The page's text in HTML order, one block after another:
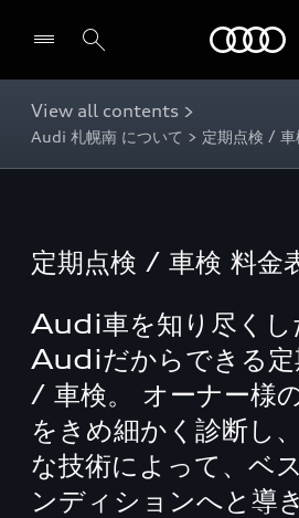
View all contents >
Audi 札幌南 について > 定期点検 / 車
定期点検 / 車検 料金
Audi車を知り尽くし
Audiだからできる定
/ 車検。 オーナー様
をきめ細かく診断し
な技術によって、ベ
ンディションへと導